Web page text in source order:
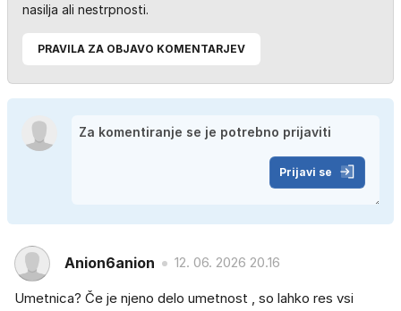
nasilja ali nestrpnosti.
PRAVILA ZA OBJAVO KOMENTARJEV
Prijavi se
Anion6anion 12. 06. 2026 20.16
Umetnica? Če je njeno delo umetnost , so lahko res vsi